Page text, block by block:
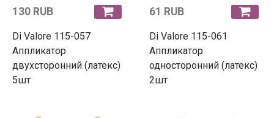
130 RUB
Di Valore 115-057
Аппликатор
двухсторонний (латекс)
5шт
61 RUB
Di Valore 115-061
Аппликатор
односторонний (латекс)
2шт